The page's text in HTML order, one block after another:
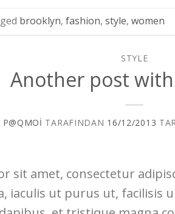
brooklyn, fashion, style, women
STYLE
Another post
P@QMOI TARAFINDAN 16/12/2013
sit amet, consectetur
iaculis ut purus ut, facilisis